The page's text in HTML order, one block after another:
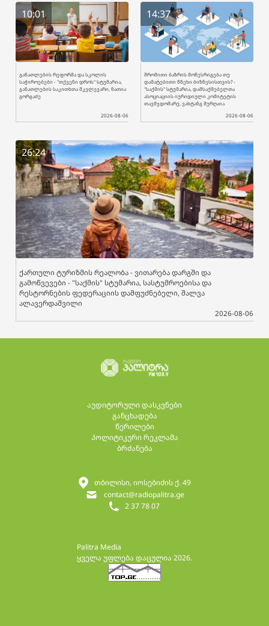
10:01
განათლების რეფორმა და სკოლის
საჭიროებები - "თქვენი დროს" სტუმარია,
განათლების საკითხთა მკვლევარი, ნათია
გორგაძე
2026-08-06
14:37
შრომითი ბაზრის მოწესრიგება თუ
დამატებითი წნეხი ბიზნესისთვის? -
"საქმის" სტუმარია, დამსაქმებელთა
ასოციაციის იურიდიული კომიტეტის
თავმჯდომარე, ვახტანგ შურღაია
2026-08-06
26:24
ქართული ტურიზმის რეალობა - ვითარება დარგში და
გამოწვევები - "საქმის" სტუმარია, სასტუმროებისა და
რესტორნების ფედერაციის დამფუძნებელი, შალვა
ალავერდაშვილი
2026-08-06
აუდიტორული დასკვნები
განცხადება
წერილები
პოლიტიკური რეკლამა
ბრძანება
Palitra Media
ყველა უფლება დაცულია 2026.
2 37 78 07
contact@radiopalitra.ge
თბილისი, იოსებიძის ქ. 49